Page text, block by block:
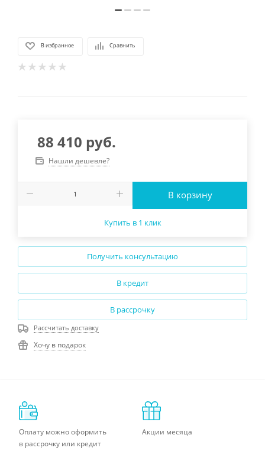
В избранное Сравнить
88 410 руб.
Нашли дешевле?
В корзину
Купить в 1 клик
Получить консультацию
В кредит
В рассрочку
Рассчитать доставку
Хочу в подарок
Оплату можно оформить
в рассрочку или кредит
Акции месяца